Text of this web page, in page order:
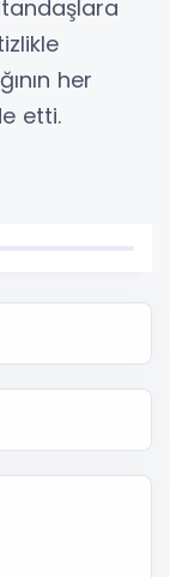
her
etti.